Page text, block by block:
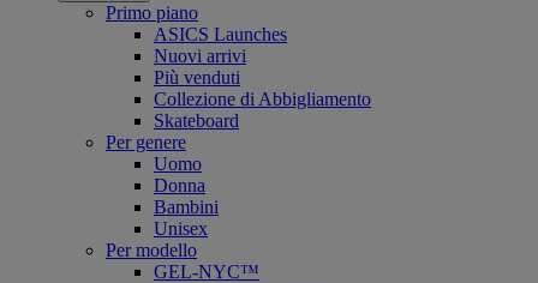
Primo piano
ASICS Launches
Nuovi arrivi
Più venduti
Collezione di Abbigliamento
Skateboard
Per genere
Uomo
Donna
Bambini
Unisex
Per modello
GEL-NYC™